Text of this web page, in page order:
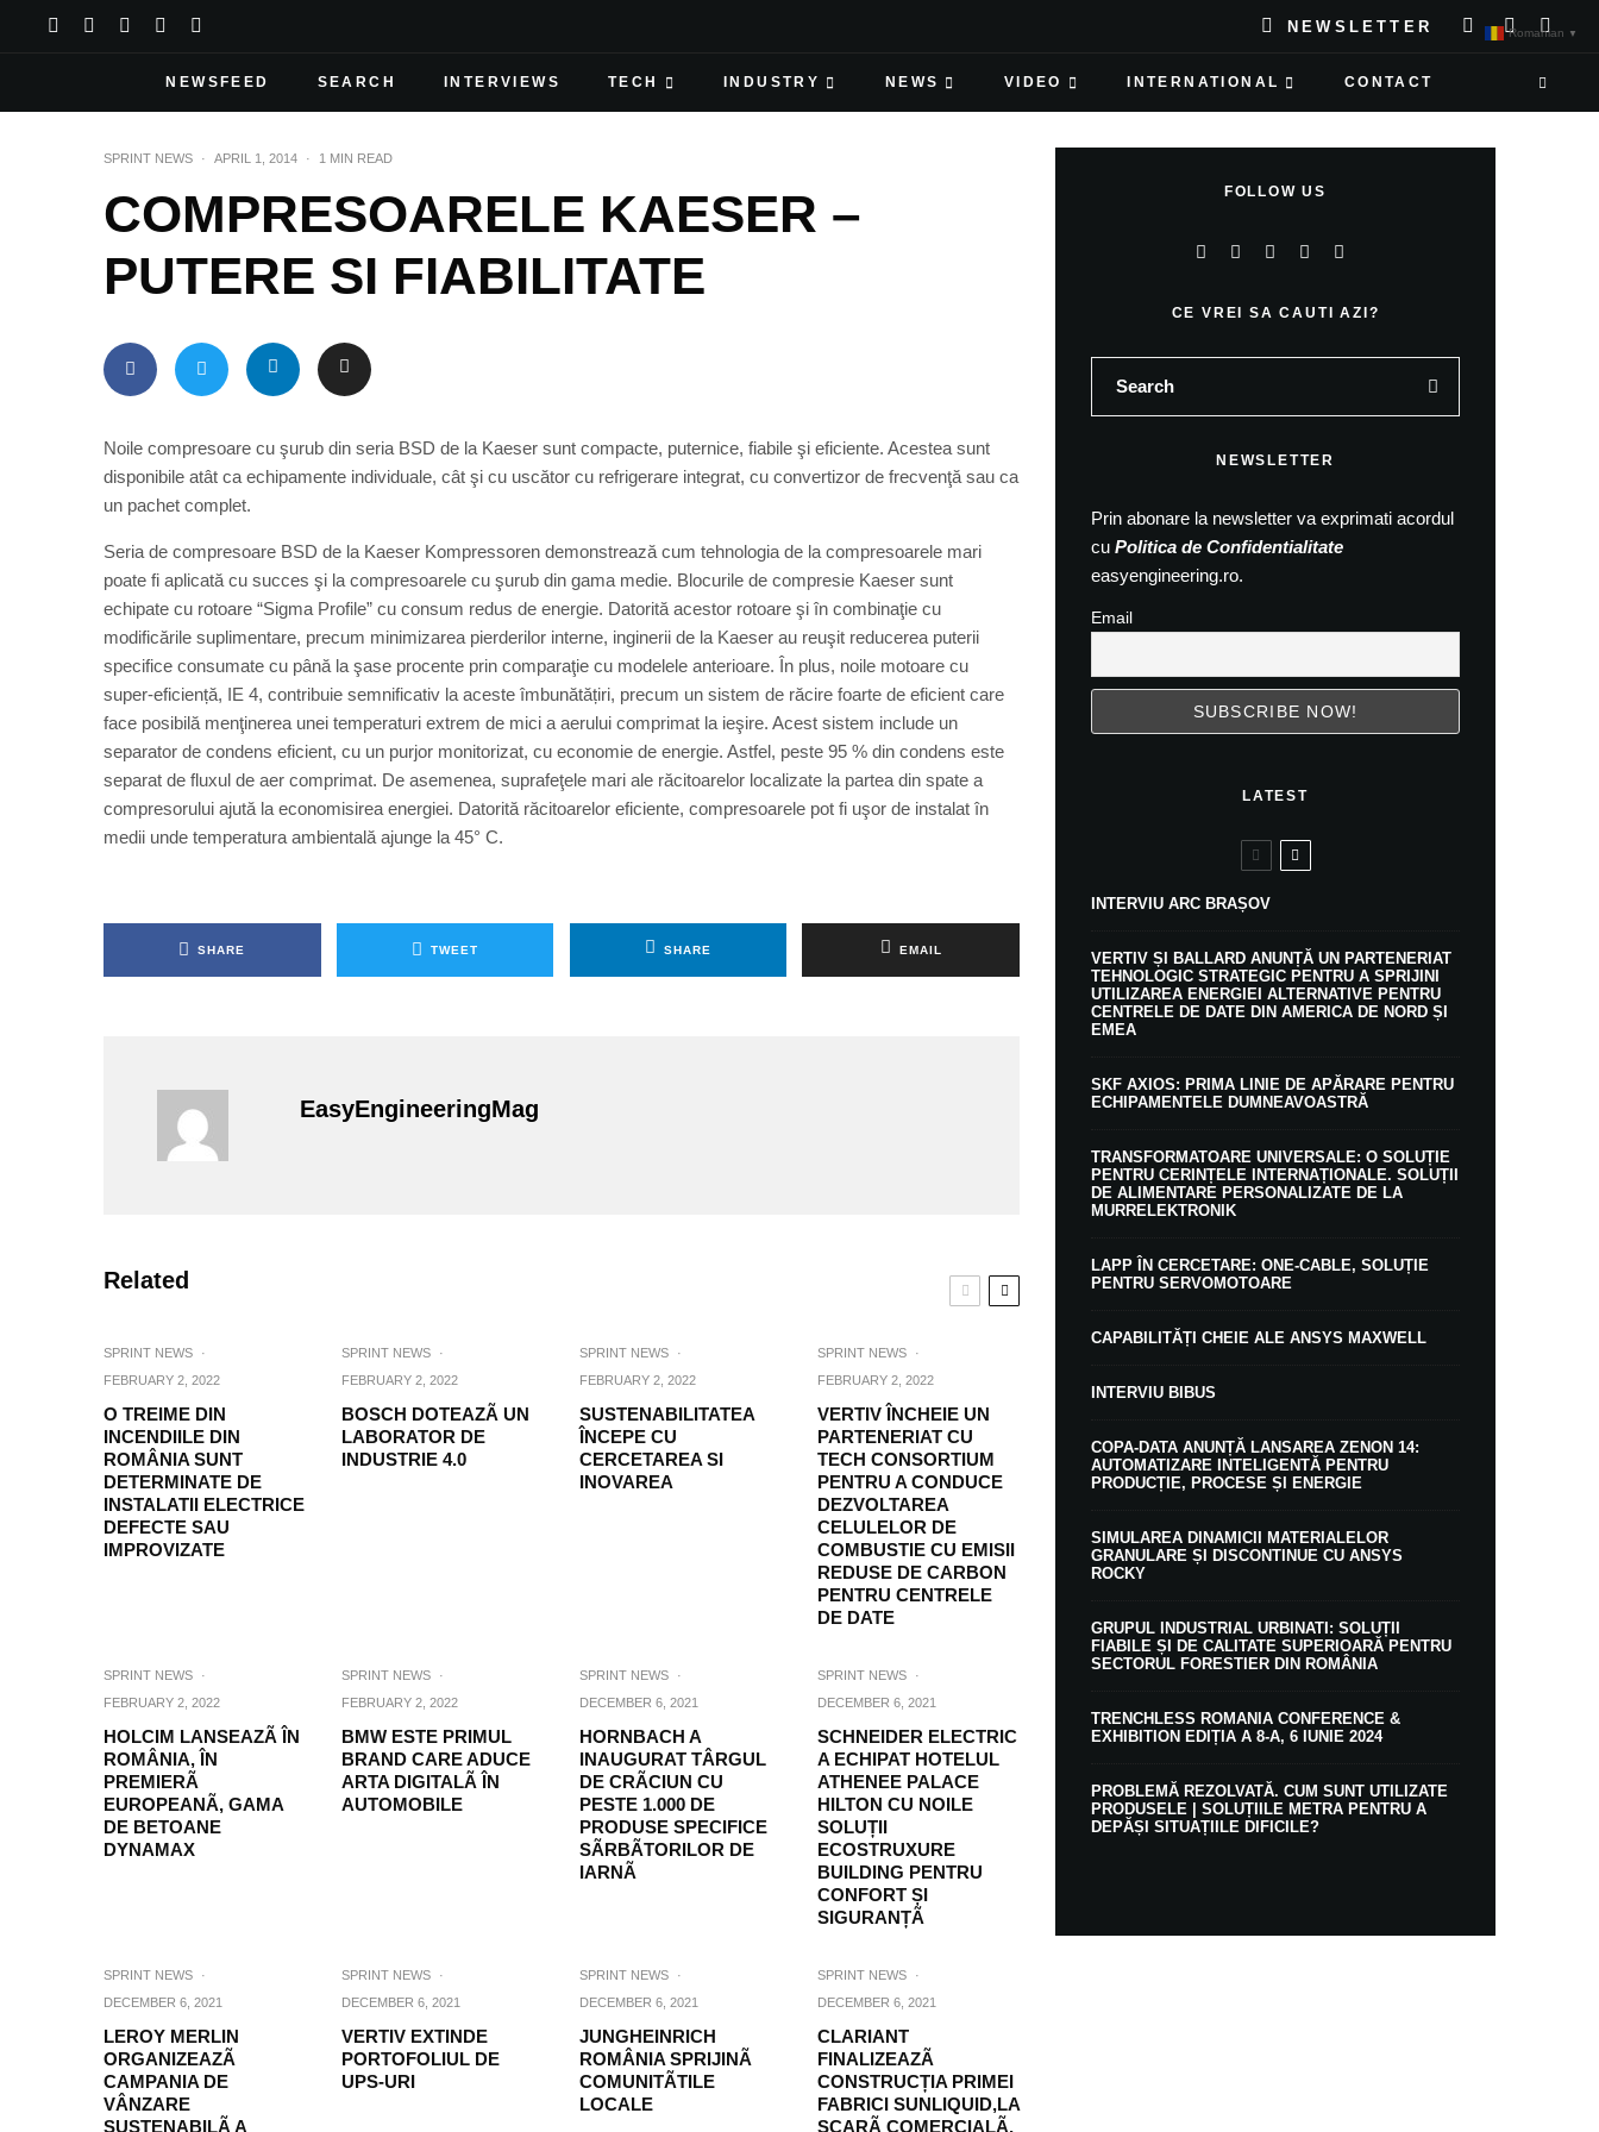
NEWSLETTER
NEWSFEED SEARCH INTERVIEWS TECH INDUSTRY NEWS VIDEO INTERNATIONAL CONTACT
SPRINT NEWS · APRIL 1, 2014 · 1 MIN READ
COMPRESOARELE KAESER –
PUTERE SI FIABILITATE
Noile compresoare cu şurub din seria BSD de la Kaeser sunt compacte, puternice, fiabile şi eficiente. Acestea sunt
disponibile atât ca echipamente individuale, cât şi cu uscător cu refrigerare integrat, cu convertizor de frecvenţă sau ca
un pachet complet.
Seria de compresoare BSD de la Kaeser Kompressoren demonstrează cum tehnologia de la compresoarele mari
poate fi aplicată cu succes şi la compresoarele cu şurub din gama medie. Blocurile de compresie Kaeser sunt
echipate cu rotoare “Sigma Profile” cu consum redus de energie. Datorită acestor rotoare şi în combinaţie cu
modificările suplimentare, precum minimizarea pierderilor interne, inginerii de la Kaeser au reuşit reducerea puterii
specifice consumate cu până la şase procente prin comparaţie cu modelele anterioare. În plus, noile motoare cu
super-eficiență, IE 4, contribuie semnificativ la aceste îmbunătățiri, precum un sistem de răcire foarte de eficient care
face posibilă menţinerea unei temperaturi extrem de mici a aerului comprimat la ieşire. Acest sistem include un
separator de condens eficient, cu un purjor monitorizat, cu economie de energie. Astfel, peste 95 % din condens este
separat de fluxul de aer comprimat. De asemenea, suprafeţele mari ale răcitoarelor localizate la partea din spate a
compresorului ajută la economisirea energiei. Datorită răcitoarelor eficiente, compresoarele pot fi uşor de instalat în
medii unde temperatura ambientală ajunge la 45° C.
SHARE TWEET SHARE EMAIL
EasyEngineeringMag
Related
SPRINT NEWS
·
FEBRUARY 2, 2022
O TREIME DIN
INCENDIILE DIN
ROMÂNIA SUNT
DETERMINATE DE
INSTALATII ELECTRICE
DEFECTE SAU
IMPROVIZATE
SPRINT NEWS
·
FEBRUARY 2, 2022
BOSCH DOTEAZÃ UN
LABORATOR DE
INDUSTRIE 4.0
SPRINT NEWS
·
FEBRUARY 2, 2022
SUSTENABILITATEA
ÎNCEPE CU
CERCETAREA SI
INOVAREA
SPRINT NEWS
·
FEBRUARY 2, 2022
VERTIV ÎNCHEIE UN
PARTENERIAT CU
TECH CONSORTIUM
PENTRU A CONDUCE
DEZVOLTAREA
CELULELOR DE
COMBUSTIE CU EMISII
REDUSE DE CARBON
PENTRU CENTRELE
DE DATE
SPRINT NEWS
·
FEBRUARY 2, 2022
HOLCIM LANSEAZÃ ÎN
ROMÂNIA, ÎN
PREMIERÃ
EUROPEANÃ, GAMA
DE BETOANE
DYNAMAX
SPRINT NEWS
·
FEBRUARY 2, 2022
BMW ESTE PRIMUL
BRAND CARE ADUCE
ARTA DIGITALÃ ÎN
AUTOMOBILE
SPRINT NEWS
·
DECEMBER 6, 2021
HORNBACH A
INAUGURAT TÂRGUL
DE CRÃCIUN CU
PESTE 1.000 DE
PRODUSE SPECIFICE
SÃRBÃTORILOR DE
IARNÃ
SPRINT NEWS
·
DECEMBER 6, 2021
SCHNEIDER ELECTRIC
A ECHIPAT HOTELUL
ATHENEE PALACE
HILTON CU NOILE
SOLUȚII
ECOSTRUXURE
BUILDING PENTRU
CONFORT ȘI
SIGURANȚÃ
SPRINT NEWS
·
DECEMBER 6, 2021
LEROY MERLIN
ORGANIZEAZÃ
CAMPANIA DE
VÂNZARE
SUSTENABILÃ A
SPRINT NEWS
·
DECEMBER 6, 2021
VERTIV EXTINDE
PORTOFOLIUL DE
UPS-URI
SPRINT NEWS
·
DECEMBER 6, 2021
JUNGHEINRICH
ROMÂNIA SPRIJINÃ
COMUNITÃTILE
LOCALE
SPRINT NEWS
·
DECEMBER 6, 2021
CLARIANT
FINALIZEAZÃ
CONSTRUCȚIA PRIMEI
FABRICI SUNLIQUID,LA
SCARÃ COMERCIALÃ,
FOLLOW US
CE VREI SA CAUTI AZI?
NEWSLETTER
Prin abonare la newsletter va exprimati acordul
cu Politica de Confidentialitate
easyengineering.ro.
Email
LATEST
INTERVIU ARC BRAȘOV
VERTIV ȘI BALLARD ANUNȚĂ UN PARTENERIAT
TEHNOLOGIC STRATEGIC PENTRU A SPRIJINI
UTILIZAREA ENERGIEI ALTERNATIVE PENTRU
CENTRELE DE DATE DIN AMERICA DE NORD ȘI
EMEA
SKF AXIOS: PRIMA LINIE DE APĂRARE PENTRU
ECHIPAMENTELE DUMNEAVOASTRĂ
TRANSFORMATOARE UNIVERSALE: O SOLUȚIE
PENTRU CERINȚELE INTERNAȚIONALE. SOLUȚII
DE ALIMENTARE PERSONALIZATE DE LA
MURRELEKTRONIK
LAPP ÎN CERCETARE: ONE-CABLE, SOLUȚIE
PENTRU SERVOMOTOARE
CAPABILITĂȚI CHEIE ALE ANSYS MAXWELL
INTERVIU BIBUS
COPA-DATA ANUNȚĂ LANSAREA ZENON 14:
AUTOMATIZARE INTELIGENTĂ PENTRU
PRODUCȚIE, PROCESE ȘI ENERGIE
SIMULAREA DINAMICII MATERIALELOR
GRANULARE ȘI DISCONTINUE CU ANSYS
ROCKY
GRUPUL INDUSTRIAL URBINATI: SOLUȚII
FIABILE ȘI DE CALITATE SUPERIOARĂ PENTRU
SECTORUL FORESTIER DIN ROMÂNIA
TRENCHLESS ROMANIA CONFERENCE &
EXHIBITION EDIȚIA A 8-A, 6 IUNIE 2024
PROBLEMĂ REZOLVATĂ. CUM SUNT UTILIZATE
PRODUSELE | SOLUȚIILE METRA PENTRU A
DEPĂȘI SITUAȚIILE DIFICILE?
Romanian ▼